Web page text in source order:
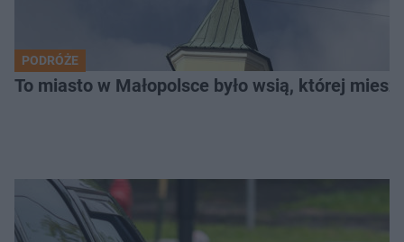
PODRÓŻE
To miasto w Małopolsce było wsią, której